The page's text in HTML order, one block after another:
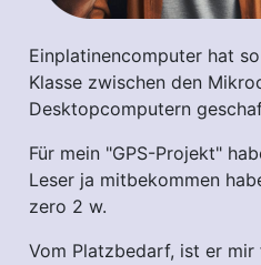
Einplatinencomputer hat
Klasse zwischen den
Desktopcomputern
Für mein "GPS-Projekt"
Leser ja mitbekommen
zero 2 w.
Vom Platzbedarf, ist er